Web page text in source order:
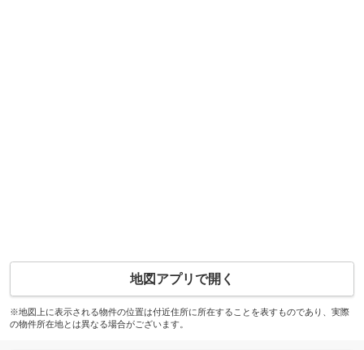
地図アプリで開く
※地図上に表示される物件の位置は付近住所に所在することを表すものであり、実際
の物件所在地とは異なる場合がございます。